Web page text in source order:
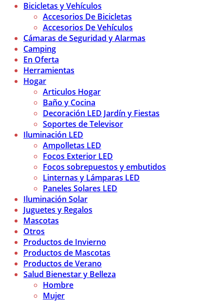
Bicicletas y Vehículos
Accesorios De Bicicletas
Accesorios De Vehículos
Cámaras de Seguridad y Alarmas
Camping
En Oferta
Herramientas
Hogar
Articulos Hogar
Baño y Cocina
Decoración LED Jardín y Fiestas
Soportes de Televisor
Iluminación LED
Ampolletas LED
Focos Exterior LED
Focos sobrepuestos y embutidos
Linternas y Lámparas LED
Paneles Solares LED
Iluminación Solar
Juguetes y Regalos
Mascotas
Otros
Productos de Invierno
Productos de Mascotas
Productos de Verano
Salud Bienestar y Belleza
Hombre
Mujer